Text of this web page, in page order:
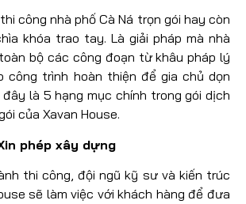
công nhà phố Cà Ná trọn gói hay còn
khóa trao tay. Là giải pháp mà nhà
bộ các công đoạn từ khâu pháp lý
công trình hoàn thiện để gia chủ dọn
là 5 hạng mục chính trong gói dịch
của Xavan House.
phép xây dựng
thi công, đội ngũ kỹ sư và kiến trúc
sẽ làm việc với khách hàng để đưa